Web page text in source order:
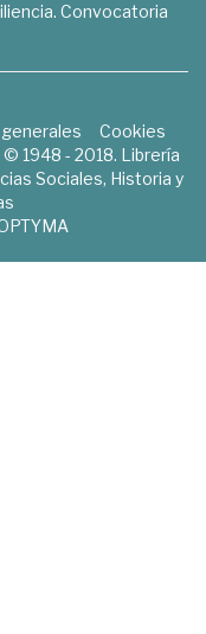
Convocatoria
Cookies
1948 - 2018. Librería
Sociales, Historia y